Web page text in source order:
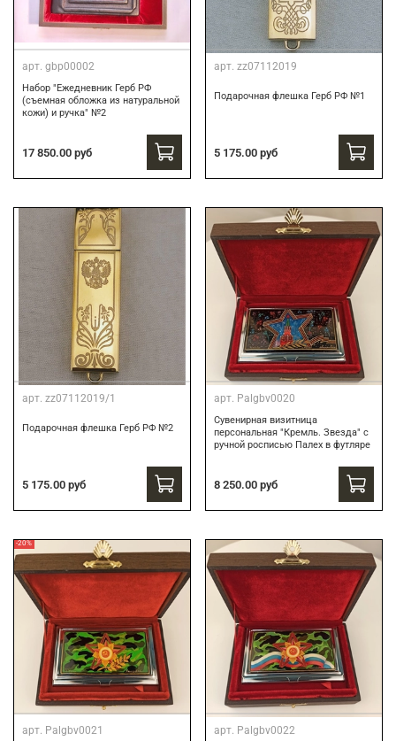
арт. gbp00002
Набор "Ежедневник Герб РФ
(съемная обложка из натуральной
кожи) и ручка" №2
17 850.00 руб
арт. zz07112019
Подарочная флешка Герб РФ №1
5 175.00 руб
арт. zz07112019/1
Подарочная флешка Герб РФ №2
5 175.00 руб
арт. Palgbv0020
Сувенирная визитница
персональная "Кремль. Звезда" с
ручной росписью Палех в футляре
8 250.00 руб
-20%
арт. Palgbv0021 арт. Palgbv0022